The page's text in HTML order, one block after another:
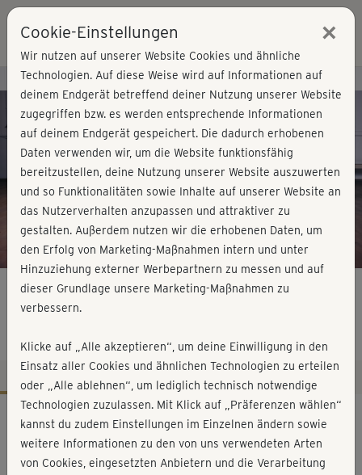
Play
Video
Kursvorschau - Jetzt mitmachen!
BBP Workout Cooldown
Workout-Facts
leicht
5 Min
Cookie-Einstellungen ×
Wir nutzen auf unserer Website Cookies und ähnliche
Technologien. Auf diese Weise wird auf Informationen auf
deinem Endgerät betreffend deiner Nutzung unserer Website
zugegriffen bzw. es werden entsprechende Informationen
auf deinem Endgerät gespeichert. Die dadurch erhobenen
Daten verwenden wir, um die Website funktionsfähig
bereitzustellen, deine Nutzung unserer Website auszuwerten
und so Funktionalitäten sowie Inhalte auf unserer Website an
das Nutzerverhalten anzupassen und attraktiver zu
gestalten. Außerdem nutzen wir die erhobenen Daten, um
den Erfolg von Marketing-Maßnahmen intern und unter
Hinzuziehung externer Werbepartnern zu messen und auf
dieser Grundlage unsere Marketing-Maßnahmen zu
verbessern.
Klicke auf „Alle akzeptieren“, um deine Einwilligung in den
Einsatz aller Cookies und ähnlichen Technologien zu erteilen
oder „Alle ablehnen“, um lediglich technisch notwendige
Technologien zuzulassen. Mit Klick auf „Präferenzen wählen“
kannst du zudem Einstellungen im Einzelnen ändern sowie
weitere Informationen zu den von uns verwendeten Arten
von Cookies, eingesetzten Anbietern und die Verarbeitung